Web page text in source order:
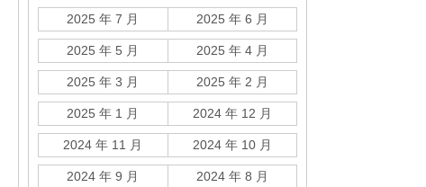
2025 年 7 月 2025 年 6 月
2025 年 5 月 2025 年 4 月
2025 年 3 月 2025 年 2 月
2025 年 1 月 2024 年 12 月
2024 年 11 月 2024 年 10 月
2024 年 9 月 2024 年 8 月